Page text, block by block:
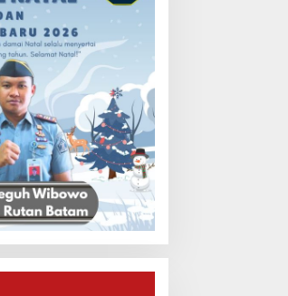
Kepri:
Playground Djuwita Batam
Ditegur Disdik, Komisi IV
DPRD Jadwalkan Sidak